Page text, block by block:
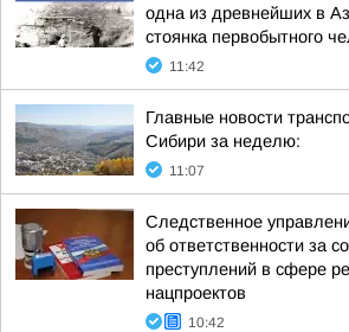
одна из древнейших в
стоянка первобытного
11:42
Главные новости
Сибири за неделю:
11:07
Следственное
об ответственности за
преступлений в сфере
нацпроектов
10:42